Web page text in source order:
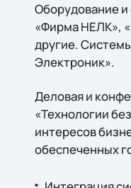
Оборудование
«Фирма НЕЛК»,
другие.
Электроник».
Деловая и
«Технологии
интересов
обеспеченных